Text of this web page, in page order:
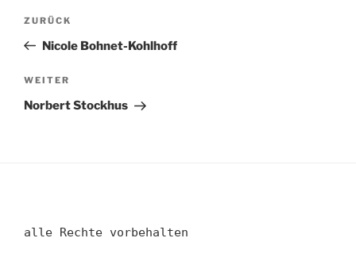
Beitragsnavigation
Vorheriger
Beitrag
ZURÜCK
Nicole Bohnet-Kohlhoff
Nächster
Beitrag
WEITER
Norbert Stockhus
alle Rechte vorbehalten